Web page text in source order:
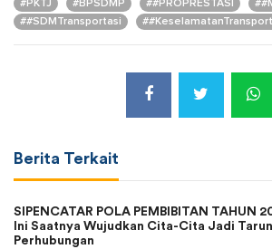
#PKTJ #BPSDMP ##PROPRESTASI
##SDMTransportasi
Berita Terkait
SIPENCATAR POLA PEMBIBITAN TAHUN
Ini Saatnya Wujudkan Cita-Cita Jadi
Perhubungan